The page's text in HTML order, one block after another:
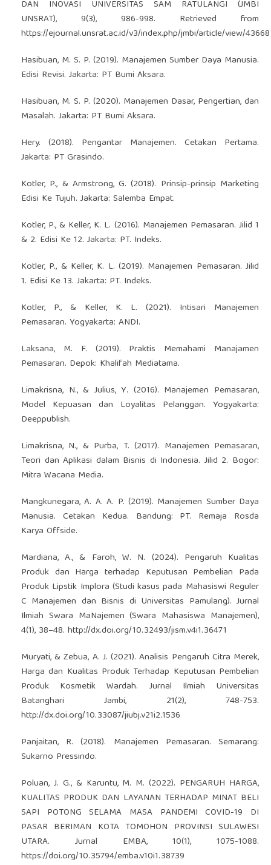
DAN INOVASI UNIVERSITAS SAM RATULANGI (JMBI
UNSRAT), 9(3), 986-998. Retrieved from
https://ejournal.unsrat.ac.id/v3/index.php/jmbi/article/view/43668
Hasibuan, M. S. P. (2019). Manajemen Sumber Daya Manusia.
Edisi Revisi. Jakarta: PT Bumi Aksara.
Hasibuan, M. S. P. (2020). Manajemen Dasar, Pengertian, dan
Masalah. Jakarta: PT Bumi Aksara.
Hery. (2018). Pengantar Manajemen. Cetakan Pertama.
Jakarta: PT Grasindo.
Kotler, P., & Armstrong, G. (2018). Prinsip-prinsip Marketing
Edisi Ke Tujuh. Jakarta: Salemba Empat.
Kotler, P., & Keller, K. L. (2016). Manajemen Pemasaran. Jilid 1
& 2. Edisi Ke 12. Jakarta: PT. Indeks.
Kotler, P., & Keller, K. L. (2019). Manajemen Pemasaran. Jilid
1. Edisi Ke 13. Jakarta: PT. Indeks.
Kotler, P., & Keller, K. L. (2021). Intisari Manajemen
Pemasaran. Yogyakarta: ANDI.
Laksana, M. F. (2019). Praktis Memahami Manajamen
Pemasaran. Depok: Khalifah Mediatama.
Limakrisna, N., & Julius, Y. (2016). Manajemen Pemasaran,
Model Kepuasan dan Loyalitas Pelanggan. Yogyakarta:
Deeppublish.
Limakrisna, N., & Purba, T. (2017). Manajemen Pemasaran,
Teori dan Aplikasi dalam Bisnis di Indonesia. Jilid 2. Bogor:
Mitra Wacana Media.
Mangkunegara, A. A. A. P. (2019). Manajemen Sumber Daya
Manusia. Cetakan Kedua. Bandung: PT. Remaja Rosda
Karya Offside.
Mardiana, A., & Faroh, W. N. (2024). Pengaruh Kualitas
Produk dan Harga terhadap Keputusan Pembelian Pada
Produk Lipstik Implora (Studi kasus pada Mahasiswi Reguler
C Manajemen dan Bisnis di Universitas Pamulang). Jurnal
Ilmiah Swara MaNajemen (Swara Mahasiswa Manajemen),
4(1), 38–48. http://dx.doi.org/10.32493/jism.v4i1.36471
Muryati, & Zebua, A. J. (2021). Analisis Pengaruh Citra Merek,
Harga dan Kualitas Produk Terhadap Keputusan Pembelian
Produk Kosmetik Wardah. Jurnal Ilmiah Universitas
Batanghari Jambi, 21(2), 748-753.
http://dx.doi.org/10.33087/jiubj.v21i2.1536
Panjaitan, R. (2018). Manajemen Pemasaran. Semarang:
Sukarno Pressindo.
Poluan, J. G., & Karuntu, M. M. (2022). PENGARUH HARGA,
KUALITAS PRODUK DAN LAYANAN TERHADAP MINAT BELI
SAPI POTONG SELAMA MASA PANDEMI COVID-19 DI
PASAR BERIMAN KOTA TOMOHON PROVINSI SULAWESI
UTARA. Jurnal EMBA, 10(1), 1075-1088.
https://doi.org/10.35794/emba.v10i1.38739